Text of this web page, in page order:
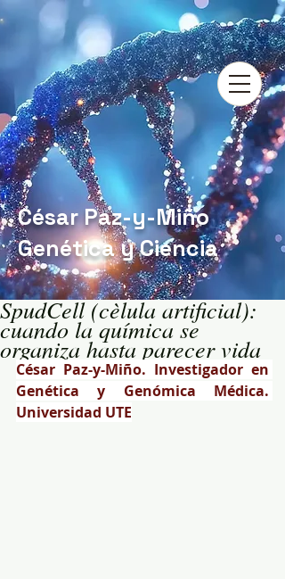
César Paz-y-Miño
Genética y Ciencia
SpudCell (cèlula artificial):
cuando la química se
organiza hasta parecer vida
César Paz-y-Miño. Investigador en
Genética y Genómica Médica.
Universidad UTE